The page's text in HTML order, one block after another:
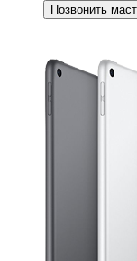
Позвонить